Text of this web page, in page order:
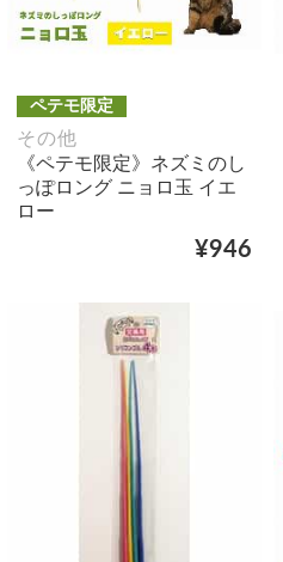
ペテモ限定
その他
《ペテモ限定》ネズミのし
っぽロング ニョロ玉 イエ
ロー
¥946